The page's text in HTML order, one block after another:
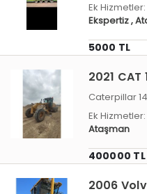
Ek Hizmetler:
Ekspertiz,
5000 TL
2021 CAT
Caterpillar
Ek Hizmetler:
Ataşman
400000 TL
2006